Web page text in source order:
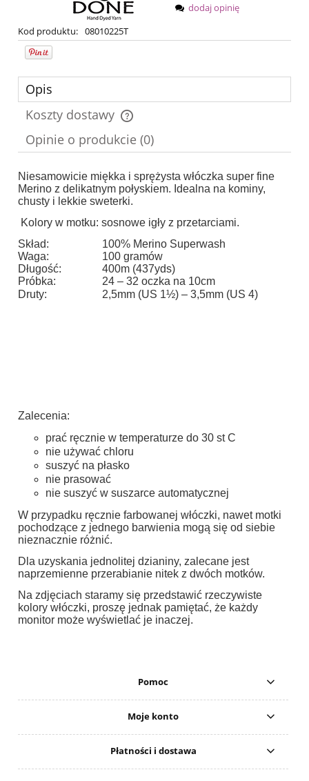
Kod produktu: 08010225T
dodaj opinię
Opis
Koszty dostawy
Cena nie zawiera ewentualnych kosztów płatności
Opinie o produkcie (0)
Niesamowicie miękka i sprężysta włóczka super fine
Merino z delikatnym połyskiem. Idealna na kominy,
chusty i lekkie sweterki.
Kolory w motku: sosnowe igły z przetarciami.
Skład:
100% Merino Superwash
Waga:
100 gramów
Długość:
400m (437yds)
Próbka:
24 – 32 oczka na 10cm
Druty:
2,5mm (US 1½) – 3,5mm (US 4)
Zalecenia:
prać ręcznie w temperaturze do 30 st C
nie używać chloru
suszyć na płasko
nie prasować
nie suszyć w suszarce automatycznej
W przypadku ręcznie farbowanej włóczki, nawet motki
pochodzące z jednego barwienia mogą się od siebie
nieznacznie różnić.
Dla uzyskania jednolitej dzianiny, zalecane jest
naprzemienne przerabianie nitek z dwóch motków.
Na zdjęciach staramy się przedstawić rzeczywiste
kolory włóczki, proszę jednak pamiętać, że każdy
monitor może wyświetlać je inaczej.
Pomoc
Moje konto
Płatności i dostawa